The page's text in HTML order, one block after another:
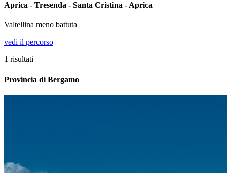
Aprica - Tresenda - Santa Cristina - Aprica
Valtellina meno battuta
vedi il percorso
1 risultati
Provincia di Bergamo